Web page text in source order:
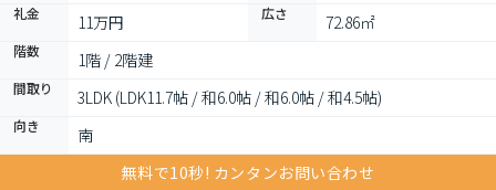
礼金 11万円 広さ 72.86㎡
階数 1階 / 2階建
間取り 3LDK (LDK11.7帖 / 和6.0帖 / 和6.0帖 / 和4.5帖)
向き
南
無料で10秒! カンタンお問い合わせ